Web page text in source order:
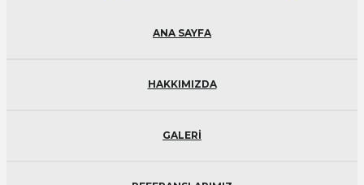
ANA SAYFA
HAKKIMIZDA
GALERİ